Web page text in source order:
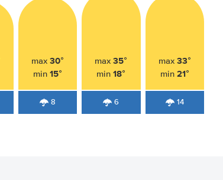
max30°
min15°
8
max35°
min18°
6
max 33°
min 21°
14